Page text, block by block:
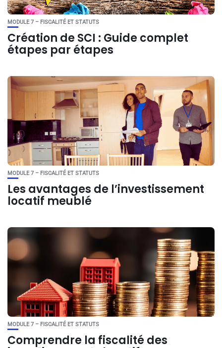
MODULE 7 – FISCALITÉ ET STATUTS
Création de SCI : Guide complet
étapes par étapes
MODULE 7 – FISCALITÉ ET STATUTS
Les avantages de l’investissement
locatif meublé
MODULE 7 – FISCALITÉ ET STATUTS
Comprendre la fiscalité des